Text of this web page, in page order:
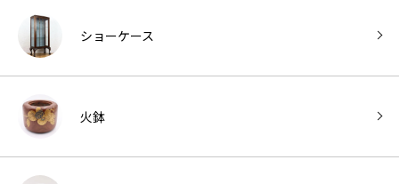
ショーケース
火鉢